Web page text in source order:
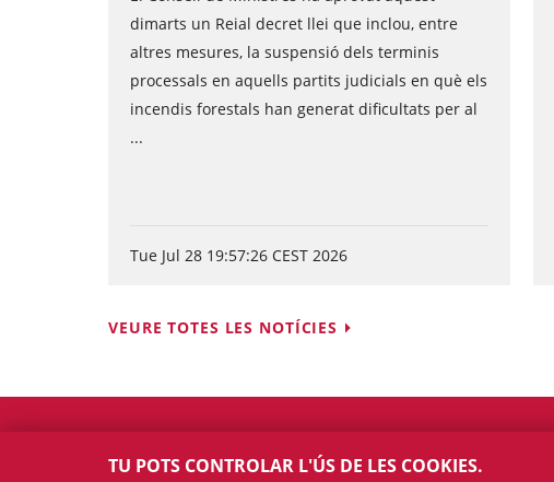
dimarts un Reial decret llei que inclou, entre
altres mesures, la suspensió dels terminis
processals en aquells partits judicials en què els
incendis forestals han generat dificultats per al
...
Tue Jul 28 19:57:26 CEST 2026
VEURE TOTES LES NOTÍCIES
TU POTS CONTROLAR L'ÚS DE LES COOKIES.